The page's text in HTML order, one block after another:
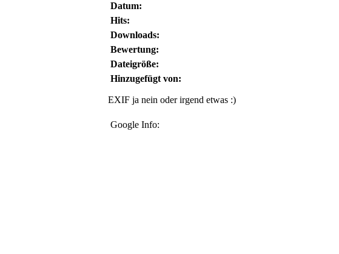
Datum:
Hits:
Downloads:
Bewertung:
Dateigröße:
Hinzugefügt von:
EXIF ja nein oder irgend etwas :)
Google Info: